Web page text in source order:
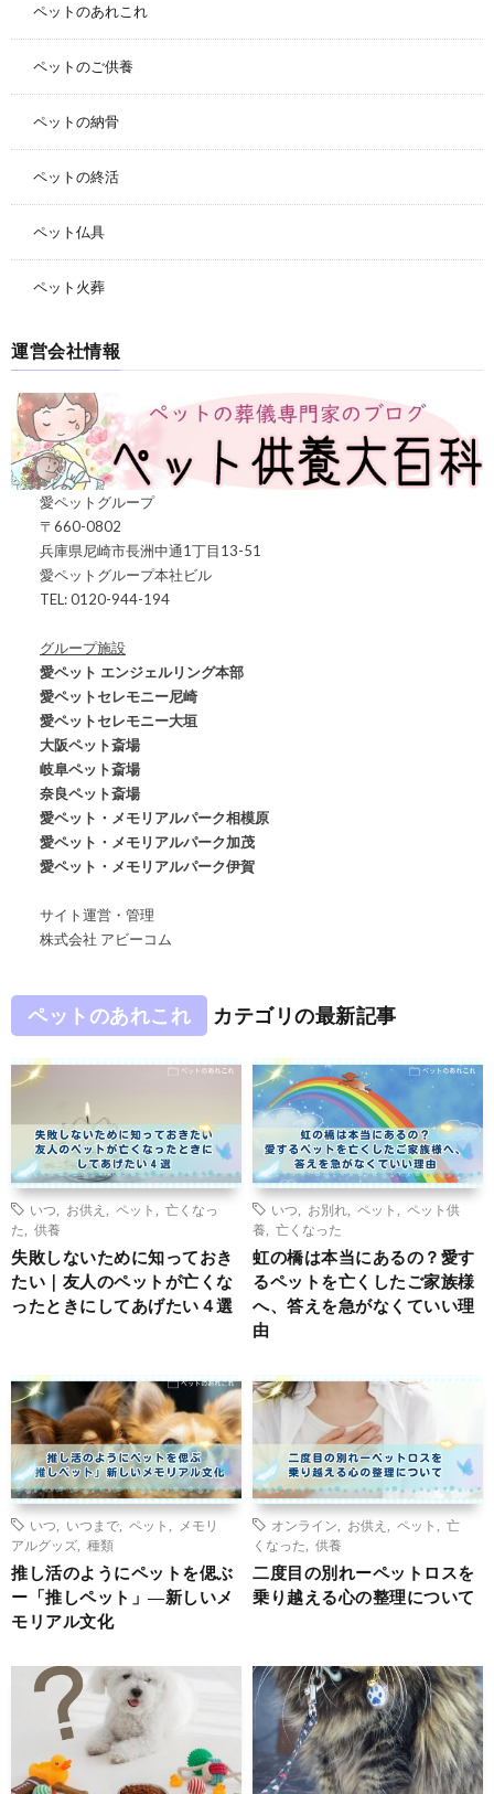
ペットのあれこれ
ペットのご供養
ペットの納骨
ペットの終活
ペット仏具
ペット火葬
運営会社情報
愛ペットグループ
〒660-0802
兵庫県尼崎市長洲中通1丁目13-51
愛ペットグループ本社ビル
TEL: 0120-944-194
グループ施設
愛ペット エンジェルリング本部
愛ペットセレモニー尼崎
愛ペットセレモニー大垣
大阪ペット斎場
岐阜ペット斎場
奈良ペット斎場
愛ペット・メモリアルパーク相模原
愛ペット・メモリアルパーク加茂
愛ペット・メモリアルパーク伊賀
サイト運営・管理
株式会社 アビーコム
ペットのあれこれ カテゴリの最新記事
いつ お供え ペット
亡くなっ
た
供養
失敗しないために知っておき
たい｜友人のペットが亡くな
ったときにしてあげたい４選
いつ お別れ ペット
ペット供
養
亡くなった
虹の橋は本当にあるの？愛す
るペットを亡くしたご家族様
へ、答えを急がなくていい理
由
いつ いつまで ペット
メモリ
アルグッズ
種類
推し活のようにペットを偲ぶ
ー「推しペット」―新しいメ
モリアル文化
オンライン お供え ペット
亡
くなった
供養
二度目の別れーペットロスを
乗り越える心の整理について